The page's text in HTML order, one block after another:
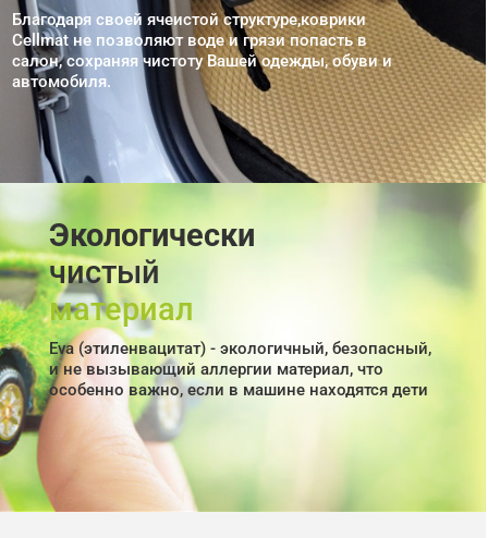
Благодаря своей ячеистой структуре,коврики
Cellmat не позволяют воде и грязи попасть в
салон, сохраняя чистоту Вашей одежды, обуви и
автомобиля.
Экологически
чистый
материал
Eva (этиленвацитат) - экологичный, безопасный,
и не вызывающий аллергии материал, что
особенно важно, если в машине находятся дети